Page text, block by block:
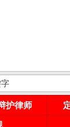
护律师